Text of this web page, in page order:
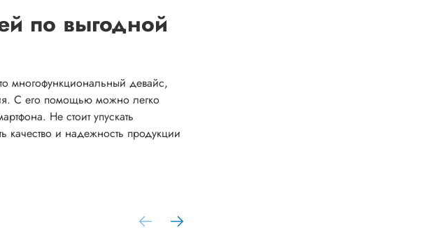
по выгодной
многофункциональный девайс,
С его помощью можно легко
Не стоит упускать
качество и надежность продукции